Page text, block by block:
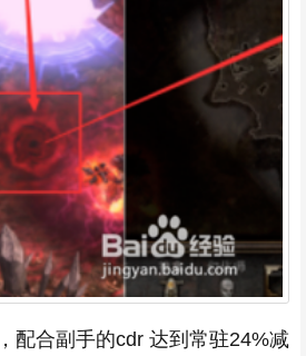
配合副手的cdr 达到常驻24%减